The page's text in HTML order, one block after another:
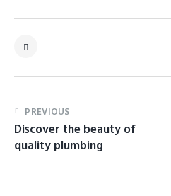
PREVIOUS
Discover the beauty of
quality plumbing